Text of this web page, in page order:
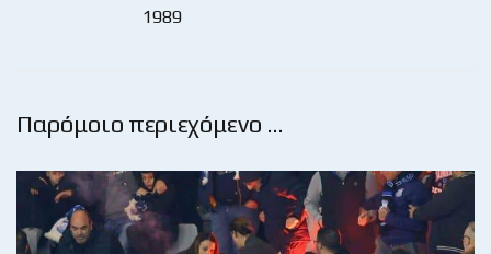
1989
Παρόμοιο περιεχόμενο …